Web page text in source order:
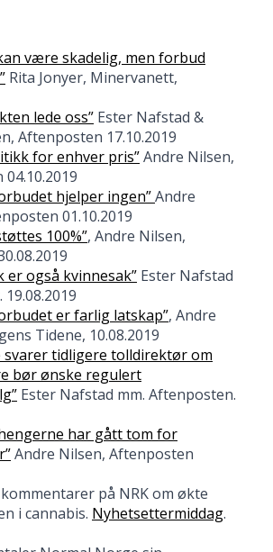
være skadelig, men forbud
Rita Jonyer, Minervanett,
lede oss” Ester Nafstad &
Aftenposten 17.10.2019
for enhver pris”Andre Nilsen,
hjelper ingen”Andre
01.10.2019
100%”, Andre Nilsen,
er også kvinnesak” Ester Nafstad
er farlig latskap”, Andre
Tidene, 10.08.2019
svarer tidligere tolldirektør om
bør ønske regulert
Ester Nafstad mm. Aftenposten.
har gått tom for
Andre Nilsen, Aftenposten
på NRK om økte
i cannabis. Nyhetsettermiddag.